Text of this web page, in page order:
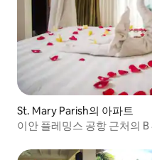
St. Mary Parish의 아파트
이안 플레밍스 공항 근처의